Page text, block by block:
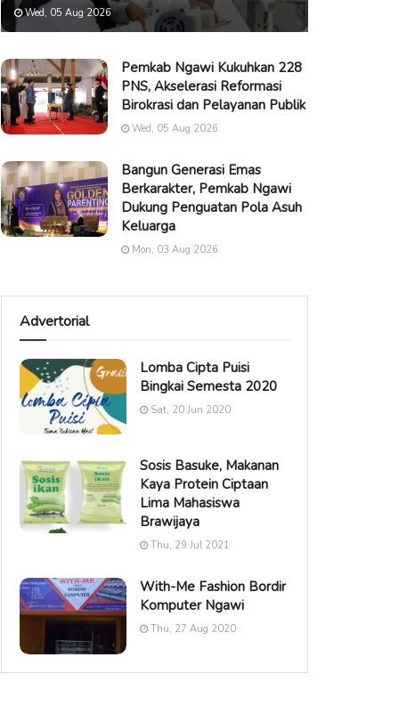
Wed, 05 Aug 2026
Pemkab Ngawi Kukuhkan 228
PNS, Akselerasi Reformasi
Birokrasi dan Pelayanan Publik
Wed, 05 Aug 2026
Bangun Generasi Emas
Berkarakter, Pemkab Ngawi
Dukung Penguatan Pola Asuh
Keluarga
Mon, 03 Aug 2026
Advertorial
Lomba Cipta Puisi
Bingkai Semesta 2020
Sat, 20 Jun 2020
Sosis Basuke, Makanan
Kaya Protein Ciptaan
Lima Mahasiswa
Brawijaya
Thu, 29 Jul 2021
With-Me Fashion Bordir
Komputer Ngawi
Thu, 27 Aug 2020